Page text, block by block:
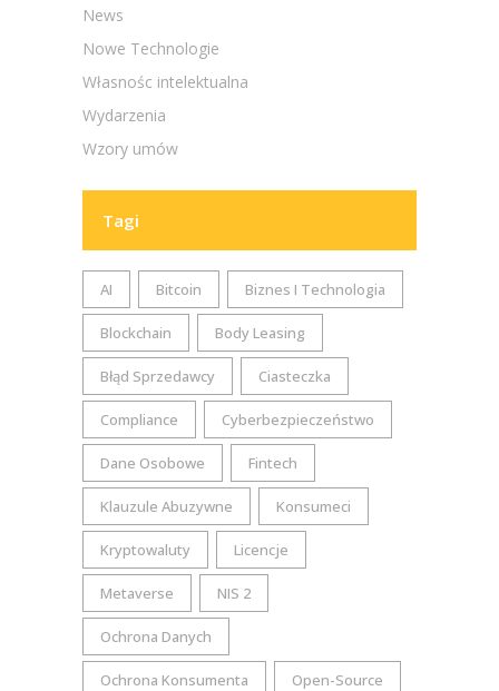
News
Nowe Technologie
Własnośc intelektualna
Wydarzenia
Wzory umów
Tagi
AI Bitcoin Biznes I Technologia
Blockchain Body Leasing
Błąd Sprzedawcy Ciasteczka
Compliance Cyberbezpieczeństwo
Dane Osobowe Fintech
Klauzule Abuzywne Konsumeci
Kryptowaluty Licencje
Metaverse NIS 2
Ochrona Danych
Ochrona Konsumenta Open-Source